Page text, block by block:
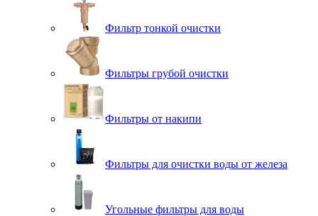
Фильтр тонкой очистки
Фильтры грубой очистки
Фильтры от накипи
Фильтры для очистки воды от железа
Угольные фильтры для воды